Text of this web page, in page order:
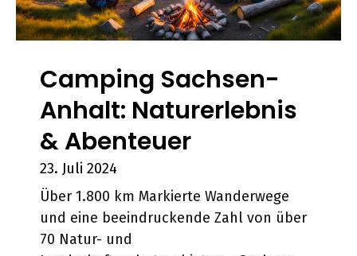
Camping Sachsen-
Anhalt: Naturerlebnis
& Abenteuer
23. Juli 2024
Über 1.800 km Markierte Wanderwege
und eine beeindruckende Zahl von über
70 Natur- und